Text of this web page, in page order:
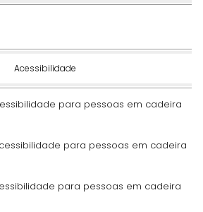
Acessibilidade
para pessoas em cadeira
para pessoas em cadeira
para pessoas em cadeira